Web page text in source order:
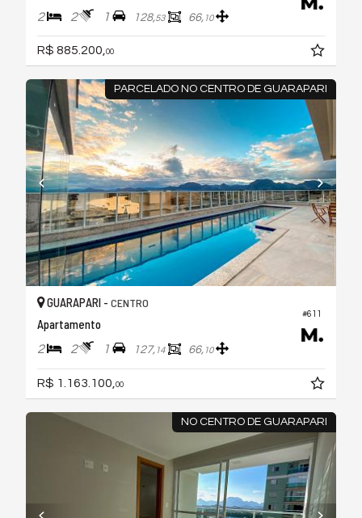
2 2 1 128,53 66, 10
R$ 885.200,00
PARCELADO NO CENTRO DE GUARAPARI
#611
GUARAPARI - CENTRO
Apartamento
2 2 1 127, 14 66, 10
R$ 1.163.100, 00
NO CENTRO DE GUARAPARI